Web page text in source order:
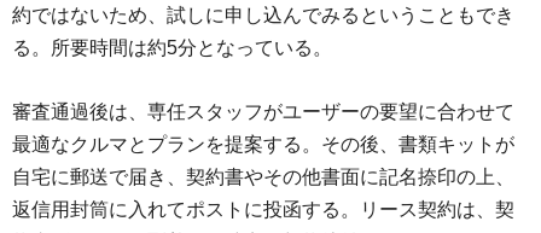
約ではないため、試しに申し込んでみるということもでき
る。所要時間は約5分となっている。
審査通過後は、専任スタッフがユーザーの要望に合わせて
最適なクルマとプランを提案する。その後、書類キットが
自宅に郵送で届き、契約書やその他書面に記名捺印の上、
返信用封筒に入れてポストに投函する。リース契約は、契